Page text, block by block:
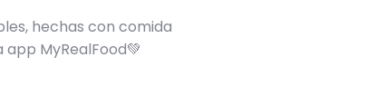
hechas con comida
MyRealFood💚